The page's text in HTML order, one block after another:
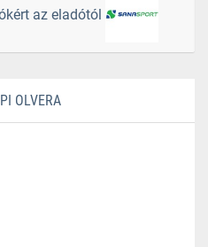
az eladótól
OLVERA